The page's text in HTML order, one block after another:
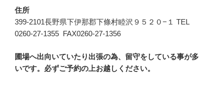
住所
399-2101長野県下伊那郡下條村睦沢９５２０−１ TEL
0260-27-1355 FAX0260-27-1356
圃場へ出向いていたり出張の為、留守をしている事が多
いです。必ずご予約の上お越しください。